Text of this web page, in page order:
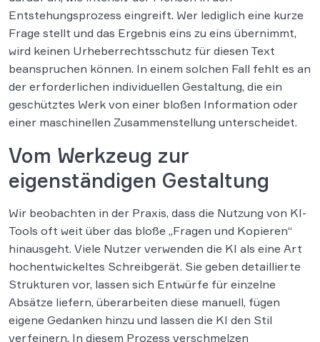
Entstehungsprozess eingreift. Wer lediglich eine kurze
Frage stellt und das Ergebnis eins zu eins übernimmt,
wird keinen Urheberrechtsschutz für diesen Text
beanspruchen können. In einem solchen Fall fehlt es an
der erforderlichen individuellen Gestaltung, die ein
geschütztes Werk von einer bloßen Information oder
einer maschinellen Zusammenstellung unterscheidet.
Vom Werkzeug zur
eigenständigen Gestaltung
Wir beobachten in der Praxis, dass die Nutzung von KI-
Tools oft weit über das bloße „Fragen und Kopieren“
hinausgeht. Viele Nutzer verwenden die KI als eine Art
hochentwickeltes Schreibgerät. Sie geben detaillierte
Strukturen vor, lassen sich Entwürfe für einzelne
Absätze liefern, überarbeiten diese manuell, fügen
eigene Gedanken hinzu und lassen die KI den Stil
verfeinern. In diesem Prozess verschmelzen